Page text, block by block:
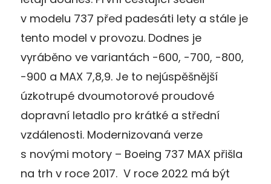
v modelu 737 před padesáti lety a stále je
tento model v provozu. Dodnes je
vyráběno ve variantách -600, -700, -800,
-900 a MAX 7,8,9. Je to nejúspěšnější
úzkotrupé dvoumotorové proudové
dopravní letadlo pro krátké a střední
vzdálenosti. Modernizovaná verze
s novými motory – Boeing 737 MAX přišla
na trh v roce 2017. V roce 2022 má být